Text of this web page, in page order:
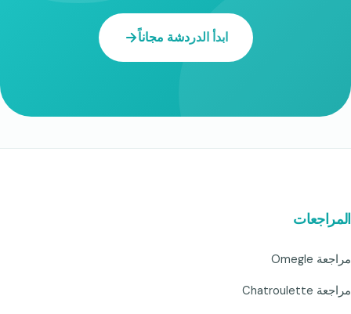
ابدأ الدردشة مجاناً
المراجعات
مراجعة Omegle
مراجعة Chatroulette